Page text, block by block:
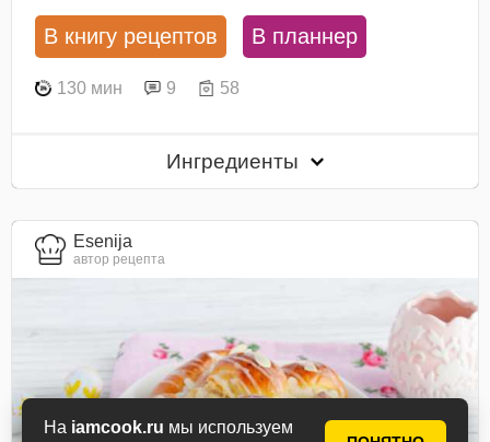
На iamcook.ru мы используем
В книгу рецептов В планнер
130 мин 9 58
Ингредиенты
Esenija
автор рецепта